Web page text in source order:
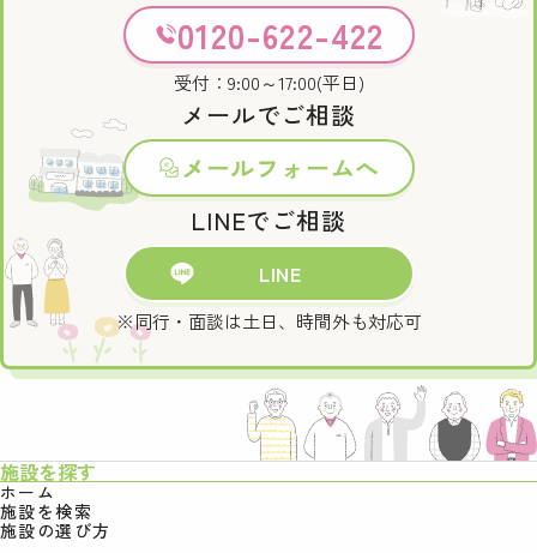
0120-622-422
受付：9:00～17:00(平日)
メールでご相談
メールフォームへ
LINEでご相談
LINE
※同行・面談は土日、時間外も対応可
施設を探す
ホーム
施設を検索
施設の選び方